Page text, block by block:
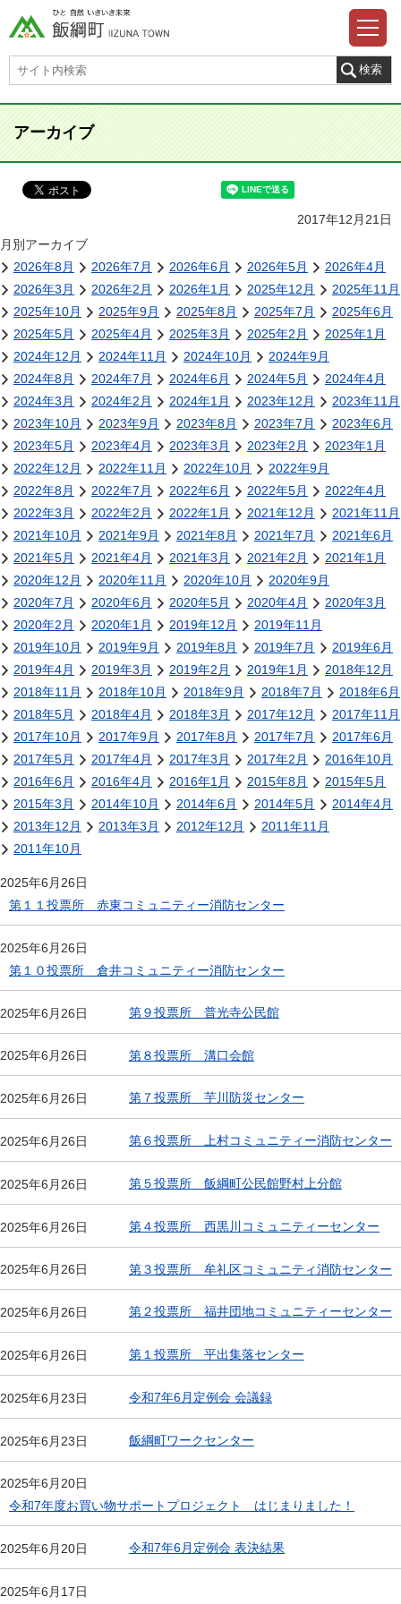
アーカイブ
2017年12月21日
月別アーカイブ
2026年8月
2026年7月 2026年6月 2026年5月
2026年4月
2026年3月
2026年2月 2026年1月 2025年12月
2025年11月
2025年10月
2025年9月 2025年8月 2025年7月
2025年6月
2025年5月
2025年4月 2025年3月 2025年2月
2025年1月
2024年12月
2024年11月 2024年10月
2024年9月
2024年8月
2024年7月 2024年6月 2024年5月
2024年4月
2024年3月
2024年2月 2024年1月 2023年12月
2023年11月
2023年10月
2023年9月 2023年8月 2023年7月
2023年6月
2023年5月
2023年4月 2023年3月 2023年2月
2023年1月
2022年12月
2022年11月 2022年10月
2022年9月
2022年8月
2022年7月 2022年6月 2022年5月
2022年4月
2022年3月
2022年2月 2022年1月 2021年12月
2021年11月
2021年10月
2021年9月 2021年8月 2021年7月
2021年6月
2021年5月
2021年4月 2021年3月 2021年2月
2021年1月
2020年12月
2020年11月 2020年10月
2020年9月
2020年7月
2020年6月 2020年5月 2020年4月
2020年3月
2020年2月
2020年1月 2019年12月
2019年11月
2019年10月
2019年9月 2019年8月 2019年7月
2019年6月
2019年4月
2019年3月 2019年2月 2019年1月
2018年12月
2018年11月
2018年10月 2018年9月 2018年7月
2018年6月
2018年5月
2018年4月 2018年3月 2017年12月
2017年11月
2017年10月
2017年9月 2017年8月 2017年7月
2017年6月
2017年5月
2017年4月 2017年3月 2017年2月
2016年10月
2016年6月
2016年4月 2016年1月 2015年8月
2015年5月
2015年3月
2014年10月 2014年6月 2014年5月
2014年4月
2013年12月
2013年3月 2012年12月
2011年11月
2011年10月
2025年6月26日
第１１投票所 赤東コミュニティー消防センター
2025年6月26日
第１０投票所 倉井コミュニティー消防センター
2025年6月26日 第９投票所 普光寺公民館
2025年6月26日 第８投票所 溝口会館
2025年6月26日 第７投票所 芋川防災センター
2025年6月26日 第６投票所 上村コミュニティー消防センター
2025年6月26日 第５投票所 飯綱町公民館野村上分館
2025年6月26日 第４投票所 西黒川コミュニティーセンター
2025年6月26日 第３投票所 牟礼区コミュニティ消防センター
2025年6月26日 第２投票所 福井団地コミュニティーセンター
2025年6月26日 第１投票所 平出集落センター
2025年6月23日 令和7年6月定例会 会議録
2025年6月23日 飯綱町ワークセンター
2025年6月20日
令和7年度お買い物サポートプロジェクト はじまりました！
2025年6月20日 令和7年6月定例会 表決結果
2025年6月17日